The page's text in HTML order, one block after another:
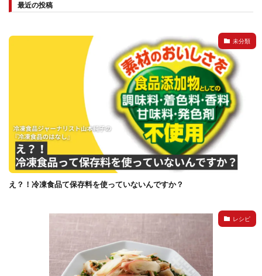
最近の投稿
未分類
え？！冷凍食品て保存料を使っていないんですか？
レシピ
マンドゥ
メスティン
ラーメン
検索